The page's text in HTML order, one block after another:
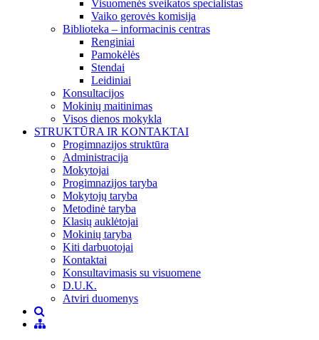
Visuomenės sveikatos specialistas
Vaiko gerovės komisija
Biblioteka – informacinis centras
Renginiai
Pamokėlės
Stendai
Leidiniai
Konsultacijos
Mokinių maitinimas
Visos dienos mokykla
STRUKTŪRA IR KONTAKTAI
Progimnazijos struktūra
Administracija
Mokytojai
Progimnazijos taryba
Mokytojų taryba
Metodinė taryba
Klasių auklėtojai
Mokinių taryba
Kiti darbuotojai
Kontaktai
Konsultavimasis su visuomene
D.U.K.
Atviri duomenys